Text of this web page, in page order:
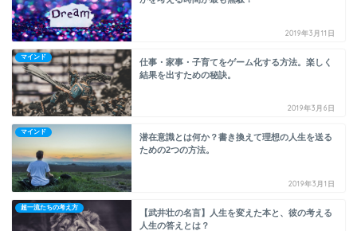
2019年3月11日
マインド
仕事・家事・子育てをゲーム化する方法。楽しく
結果を出すための秘訣。
2019年3月6日
マインド
潜在意識とは何か？書き換えて理想の人生を送る
ための2つの方法。
2019年3月1日
超一流たちの考え方
【武井壮の名言】人生を変えた本と、彼の考える
人生の答えとは？